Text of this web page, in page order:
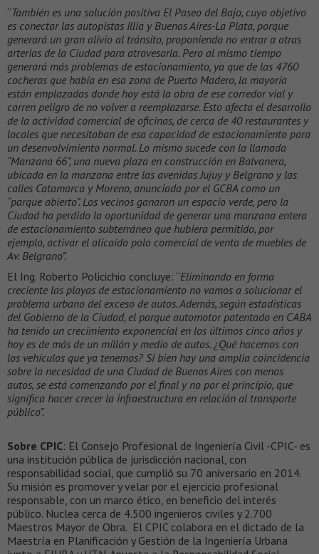
“También es una solución positiva El Paseo del Bajo, cuyo objetivo
es conectar las autopistas Illia y Buenos Aires-La Plata, porque
generará un gran alivio al tránsito, proponiendo no entrar a otras
arterias de la Ciudad para atravesarla. Pero al mismo tiempo
generará más problemas de estacionamiento, ya que de las 4760
cocheras que había en esa zona de Puerto Madero, la mayoría
están emplazadas donde hoy está la obra de ese corredor vial y
corren peligro de no volver a reemplazarse. Esto afecta el desarrollo
de la actividad comercial de oficinas, de cerca de 40 restaurantes y
locales que necesitaban de esa capacidad de estacionamiento para
un desenvolvimiento normal. Lo mismo sucede con la llamada
“Manzana 66”, una nueva plaza en construcción en Balvanera,
ubicada en la manzana entre las avenidas Jujuy y Belgrano y las
calles Catamarca y Moreno, anunciada por el GCBA como un
“parque abierto”. Los vecinos ganaron un espacio verde, pero la
Ciudad ha perdido la oportunidad de generar una manzana entera
de estacionamiento subterráneo que hubiera permitido, por
ejemplo, activar el alicaído polo comercial de venta de muebles de
Av. Belgrano”.
El Ing. Roberto Policichio concluye: “Eliminando en forma
creciente las playas de estacionamiento no vamos a solucionar el
problema urbano del exceso de autos. Además, según estadísticas
del Gobierno de la Ciudad, el parque automotor patentado en CABA
ha tenido un crecimiento exponencial en los últimos cinco años y
hoy es de más de un millón y medio de autos. ¿Qué hacemos con
los vehículos que ya tenemos? Si bien hay una amplia coincidencia
sobre la necesidad de una Ciudad de Buenos Aires con menos
autos, se está comenzando por el final y no por el principio, que
significa hacer crecer la infraestructura en relación al transporte
público”.
Sobre CPIC: El Consejo Profesional de Ingeniería Civil -CPIC- es
una institución pública de jurisdicción nacional, con
responsabilidad social, que cumplió su 70 aniversario en 2014.
Su misión es promover y velar por el ejercicio profesional
responsable, con un marco ético, en beneficio del interés
público. Nuclea cerca de 4.500 ingenieros civiles y 2.700
Maestros Mayor de Obra. El CPIC colabora en el dictado de la
Maestría en Planificación y Gestión de la Ingeniería Urbana